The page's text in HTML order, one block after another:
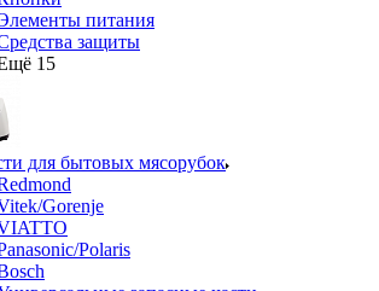
питания
защиты
15
для бытовых мясорубок
Gorenje
Polaris